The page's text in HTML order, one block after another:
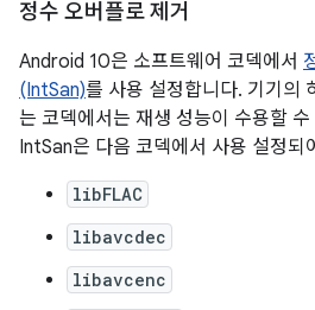
정수 오버플로 제거
Android 10은 소프트웨어 코덱에서
(IntSan)를 사용 설정합니다. 기기의
는 코덱에서는 재생 성능이 수용할
IntSan은 다음 코덱에서 사용 설정되
libFLAC
libavcdec
libavcenc